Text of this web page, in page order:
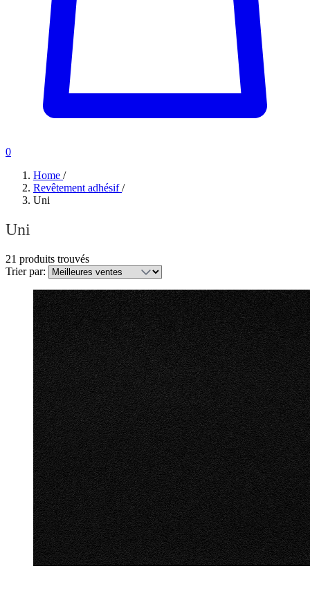
0
Home /
Revêtement adhésif/
Uni
Uni
21 produits trouvés
Trier par: